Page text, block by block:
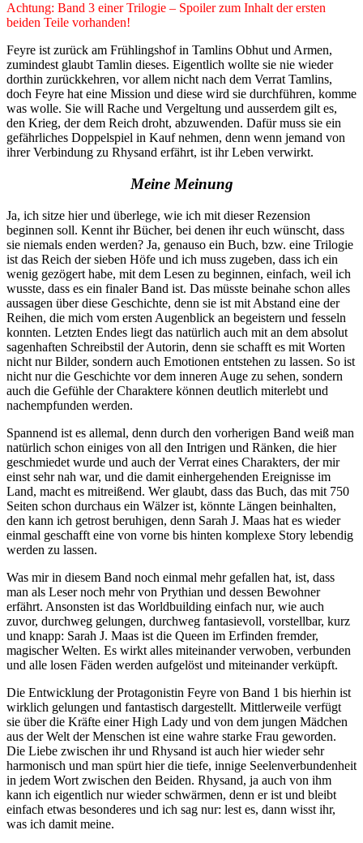
Achtung: Band 3 einer Trilogie – Spoiler zum Inhalt der ersten
beiden Teile vorhanden!
Feyre ist zurück am Frühlingshof in Tamlins Obhut und Armen,
zumindest glaubt Tamlin dieses. Eigentlich wollte sie nie wieder
dorthin zurückkehren, vor allem nicht nach dem Verrat Tamlins,
doch Feyre hat eine Mission und diese wird sie durchführen, komme
was wolle. Sie will Rache und Vergeltung und ausserdem gilt es,
den Krieg, der dem Reich droht, abzuwenden. Dafür muss sie ein
gefährliches Doppelspiel in Kauf nehmen, denn wenn jemand von
ihrer Verbindung zu Rhysand erfährt, ist ihr Leben verwirkt.
Meine Meinung
Ja, ich sitze hier und überlege, wie ich mit dieser Rezension
beginnen soll. Kennt ihr Bücher, bei denen ihr euch wünscht, dass
sie niemals enden werden? Ja, genauso ein Buch, bzw. eine Trilogie
ist das Reich der sieben Höfe und ich muss zugeben, dass ich ein
wenig gezögert habe, mit dem Lesen zu beginnen, einfach, weil ich
wusste, dass es ein finaler Band ist. Das müsste beinahe schon alles
aussagen über diese Geschichte, denn sie ist mit Abstand eine der
Reihen, die mich vom ersten Augenblick an begeistern und fesseln
konnten. Letzten Endes liegt das natürlich auch mit an dem absolut
sagenhaften Schreibstil der Autorin, denn sie schafft es mit Worten
nicht nur Bilder, sondern auch Emotionen entstehen zu lassen. So ist
nicht nur die Geschichte vor dem inneren Auge zu sehen, sondern
auch die Gefühle der Charaktere können deutlich miterlebt und
nachempfunden werden.
Spannend ist es allemal, denn durch den vorherigen Band weiß man
natürlich schon einiges von all den Intrigen und Ränken, die hier
geschmiedet wurde und auch der Verrat eines Charakters, der mir
einst sehr nah war, und die damit einhergehenden Ereignisse im
Land, macht es mitreißend. Wer glaubt, dass das Buch, das mit 750
Seiten schon durchaus ein Wälzer ist, könnte Längen beinhalten,
den kann ich getrost beruhigen, denn Sarah J. Maas hat es wieder
einmal geschafft eine von vorne bis hinten komplexe Story lebendig
werden zu lassen.
Was mir in diesem Band noch einmal mehr gefallen hat, ist, dass
man als Leser noch mehr von Prythian und dessen Bewohner
erfährt. Ansonsten ist das Worldbuilding einfach nur, wie auch
zuvor, durchweg gelungen, durchweg fantasievoll, vorstellbar, kurz
und knapp: Sarah J. Maas ist die Queen im Erfinden fremder,
magischer Welten. Es wirkt alles miteinander verwoben, verbunden
und alle losen Fäden werden aufgelöst und miteinander verküpft.
Die Entwicklung der Protagonistin Feyre von Band 1 bis hierhin ist
wirklich gelungen und fantastisch dargestellt. Mittlerweile verfügt
sie über die Kräfte einer High Lady und von dem jungen Mädchen
aus der Welt der Menschen ist eine wahre starke Frau geworden.
Die Liebe zwischen ihr und Rhysand ist auch hier wieder sehr
harmonisch und man spürt hier die tiefe, innige Seelenverbundenheit
in jedem Wort zwischen den Beiden. Rhysand, ja auch von ihm
kann ich eigentlich nur wieder schwärmen, denn er ist und bleibt
einfach etwas besonderes und ich sag nur: lest es, dann wisst ihr,
was ich damit meine.